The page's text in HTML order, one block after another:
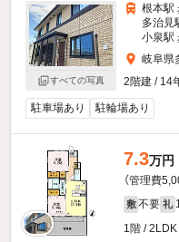
すべての写真
根本駅
多治見
小泉駅
岐阜県
2階建 / 14
駐車場あり 駐輪場あり
7.3万円
（管理費
敷 不要 礼
1階 /